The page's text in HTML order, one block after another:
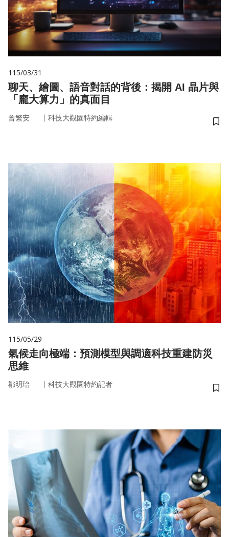
115/03/31
聊天、繪圖、語音對話的背後：揭開 AI 晶片與
「龐大算力」的真面目
曾繁安 ｜ 科技大觀園特約編輯
儲
115/05/29
氣候走向極端：預測模型與調適科技重建防災
思維
鄒明珆 ｜ 科技大觀園特約記者
儲